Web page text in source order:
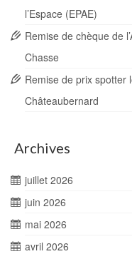
l’Espace (EPAE)
Remise de chèque de
Chasse
Remise de prix spotter
Châteaubernard
Archives
juillet 2026
juin 2026
mai 2026
avril 2026